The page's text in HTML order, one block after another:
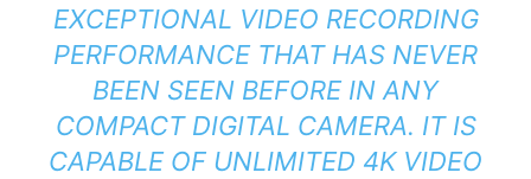
EXCEPTIONAL VIDEO RECORDING
PERFORMANCE THAT HAS NEVER
BEEN SEEN BEFORE IN ANY
COMPACT DIGITAL CAMERA. IT IS
CAPABLE OF UNLIMITED 4K VIDEO